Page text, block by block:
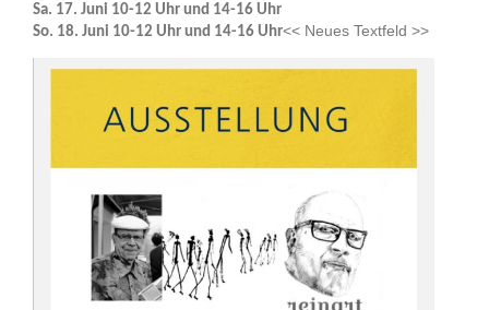
Sa. 17. Juni 10-12 Uhr und 14-16 Uhr
So. 18. Juni 10-12 Uhr und 14-16 Uhr<< Neues Textfeld >>